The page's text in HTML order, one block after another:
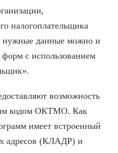
налогоплательщика
данные можно и
с использованием
возможность
кодом ОКТМО. Как
имеет встроенный
адресов (КЛАДР) и